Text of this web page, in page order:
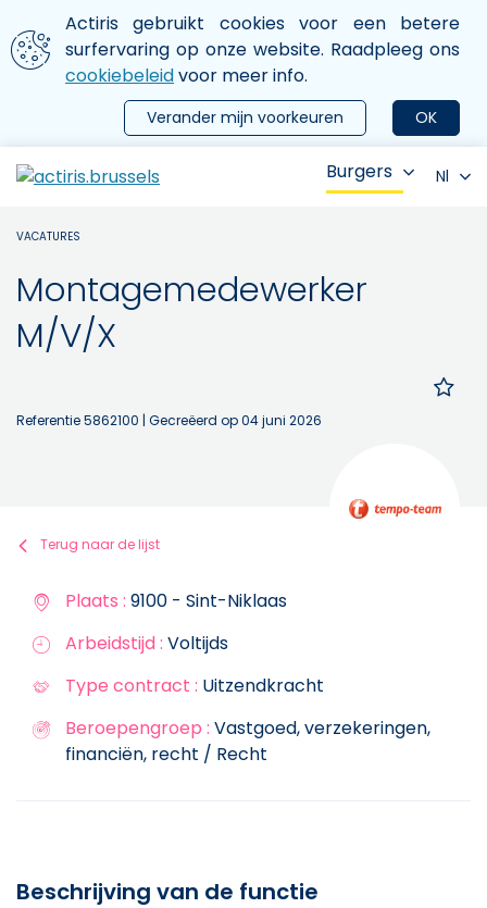
Aller au contenu principal
We gebruiken cookies
Actiris gebruikt cookies voor een betere
surfervaring op onze website. Raadpleeg ons
cookiebeleidvoor meer info.
OK
Verander mijn voorkeuren
le menu
Burgers Nl
VACATURES
Montagemedewerker
M/V/X
Referentie 5862100 | Gecreëerd op 04 juni 2026
Terug naar de lijst
Plaats : 9100 - Sint-Niklaas
Arbeidstijd : Voltijds
Type contract : Uitzendkracht
Beroepengroep : Vastgoed, verzekeringen,
financiën, recht / Recht
Beschrijving van de functie